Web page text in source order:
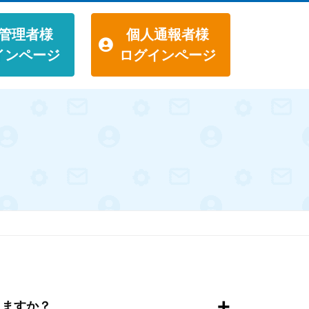
理者様
ンページ
個人通報者様
ログインページ
すか？